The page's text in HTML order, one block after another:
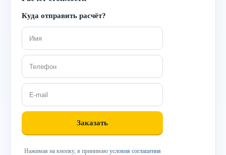
Куда отправить расчёт?
Нажимая на кнопку, я принимаю условия соглашения